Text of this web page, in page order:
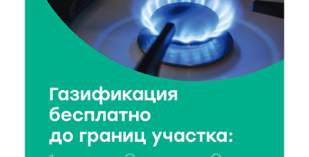
10 Авг 2026 17:02 224
Лесной надзор в Тверской области: итоги первого
полугодия 2026 года
10 Авг 2026 16:32 192
Статистика потребления: россияне обновили
рекорд по поеданию мяса